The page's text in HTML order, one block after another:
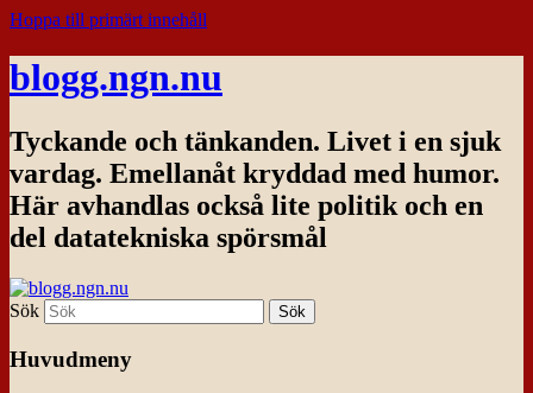
Hoppa till primärt innehåll
blogg.ngn.nu
Tyckande och tänkanden. Livet i en sjuk
vardag. Emellanåt kryddad med humor.
Här avhandlas också lite politik och en
del datatekniska spörsmål
Sök
Huvudmeny